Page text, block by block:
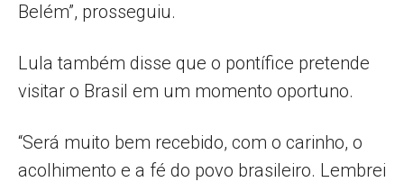
Belém”, prosseguiu.
Lula também disse que o pontífice pretende
visitar o Brasil em um momento oportuno.
“Será muito bem recebido, com o carinho, o
acolhimento e a fé do povo brasileiro. Lembrei